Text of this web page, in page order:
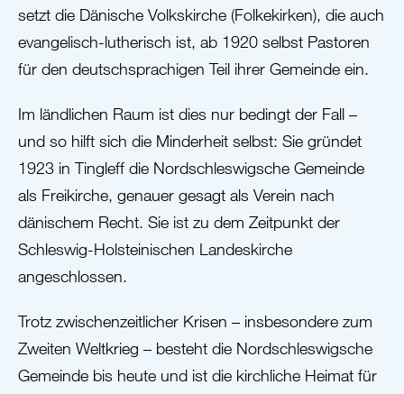
setzt die Dänische Volkskirche (Folkekirken), die auch
evangelisch-lutherisch ist, ab 1920 selbst Pastoren
für den deutschsprachigen Teil ihrer Gemeinde ein.
Im ländlichen Raum ist dies nur bedingt der Fall –
und so hilft sich die Minderheit selbst: Sie gründet
1923 in Tingleff die Nordschleswigsche Gemeinde
als Freikirche, genauer gesagt als Verein nach
dänischem Recht. Sie ist zu dem Zeitpunkt der
Schleswig-Holsteinischen Landeskirche
angeschlossen.
Trotz zwischenzeitlicher Krisen – insbesondere zum
Zweiten Weltkrieg – besteht die Nordschleswigsche
Gemeinde bis heute und ist die kirchliche Heimat für